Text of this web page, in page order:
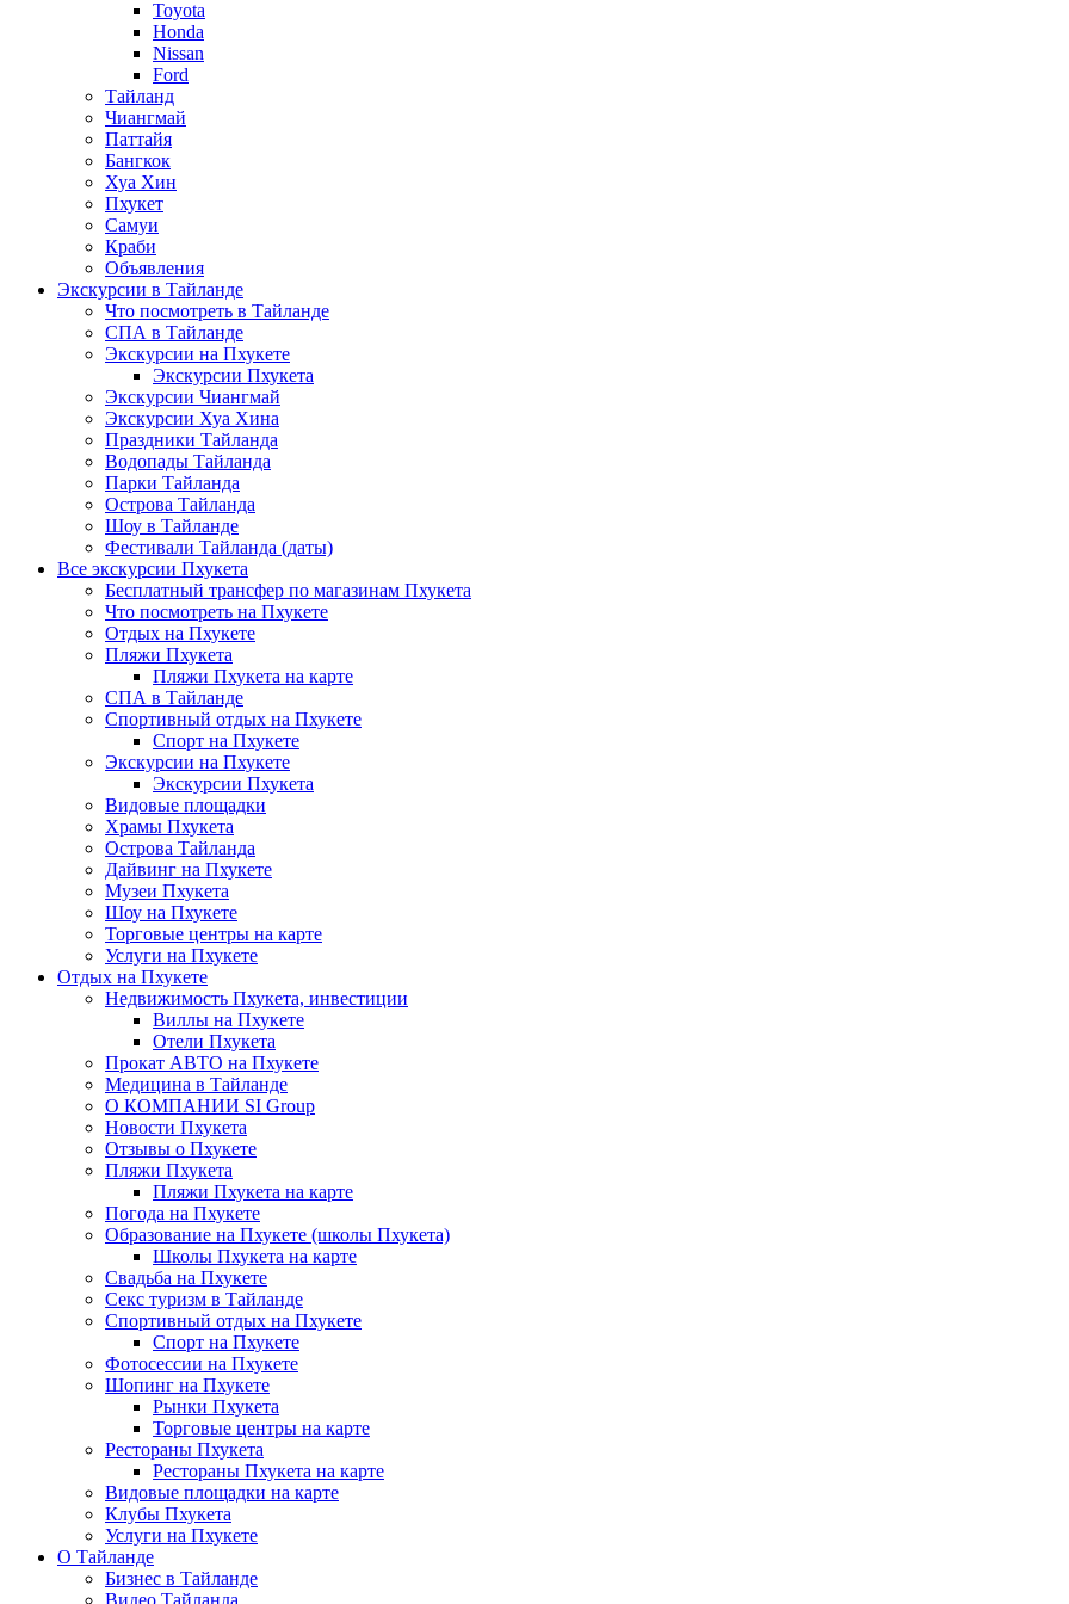
Toyota
Honda
Nissan
Ford
Тайланд
Чиангмай
Паттайя
Бангкок
Хуа Хин
Пхукет
Самуи
Краби
Объявления
Экскурсии в Тайланде
Что посмотреть в Тайланде
СПА в Тайланде
Экскурсии на Пхукете
Экскурсии Пхукета
Экскурсии Чиангмай
Экскурсии Хуа Хина
Праздники Тайланда
Водопады Тайланда
Парки Тайланда
Острова Тайланда
Шоу в Тайланде
Фестивали Тайланда (даты)
Все экскурсии Пхукета
Бесплатный трансфер по магазинам Пхукета
Что посмотреть на Пхукете
Отдых на Пхукете
Пляжи Пхукета
Пляжи Пхукета на карте
СПА в Тайланде
Спортивный отдых на Пхукете
Спорт на Пхукете
Экскурсии на Пхукете
Экскурсии Пхукета
Видовые площадки
Храмы Пхукета
Острова Тайланда
Дайвинг на Пхукете
Музеи Пхукета
Шоу на Пхукете
Торговые центры на карте
Услуги на Пхукете
Отдых на Пхукете
Недвижимость Пхукета, инвестиции
Виллы на Пхукете
Отели Пхукета
Прокат АВТО на Пхукете
Медицина в Тайланде
О КОМПАНИИ SI Group
Новости Пхукета
Отзывы о Пхукете
Пляжи Пхукета
Пляжи Пхукета на карте
Погода на Пхукете
Образование на Пхукете (школы Пхукета)
Школы Пхукета на карте
Свадьба на Пхукете
Секс туризм в Тайланде
Спортивный отдых на Пхукете
Спорт на Пхукете
Фотосессии на Пхукете
Шопинг на Пхукете
Рынки Пхукета
Торговые центры на карте
Рестораны Пхукета
Рестораны Пхукета на карте
Видовые площадки на карте
Клубы Пхукета
Услуги на Пхукете
О Тайланде
Бизнес в Тайланде
Видео Тайланда